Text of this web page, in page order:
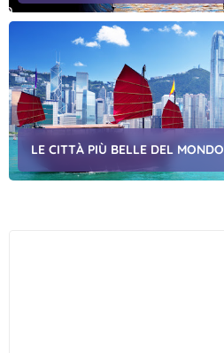
LE CITTÀ PIÙ BELLE DEL MONDO